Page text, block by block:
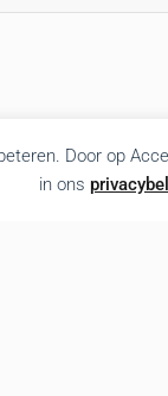
Door op
in ons